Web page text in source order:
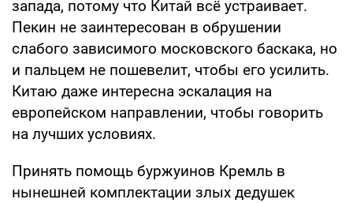
запада, потому что Китай всё устраивает.
Пекин не заинтересован в обрушении
слабого зависимого московского баскака, но
и пальцем не пошевелит, чтобы его усилить.
Китаю даже интересна эскалация на
европейском направлении, чтобы говорить
на лучших условиях.
Принять помощь буржуинов Кремль в
нынешней комплектации злых дедушек